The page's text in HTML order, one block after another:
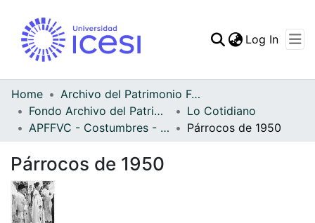
Statistics
Log In
Home
Archivo del Patrimonio Fotográfico y Fílmico del Valle del Cauca
Fondo Archivo del Patrimonio Fotográfico y Fílmico del Valle del Cauca
Lo Cotidiano
APFFVC - Costumbres - Patrimonial
Párrocos de 1950
Párrocos de 1950